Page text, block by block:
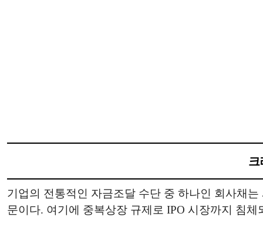
크
기업의 전통적인 자금조달 수단 중 하나인 회사채
문이다. 여기에 중복상장 규제로 IPO 시장까지 침